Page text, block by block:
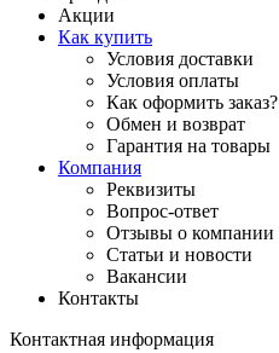
Акции
Как купить
Условия доставки
Условия оплаты
Как оформить заказ?
Обмен и возврат
Гарантия на товары
Компания
Реквизиты
Вопрос-ответ
Отзывы о компании
Статьи и новости
Вакансии
Контакты
Контактная информация